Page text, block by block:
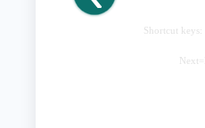
Shortcut keys: